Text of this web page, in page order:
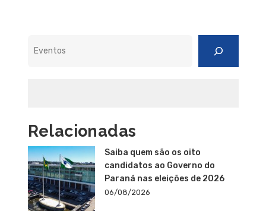
Relacionadas
Saiba quem são os oito
candidatos ao Governo do
Paraná nas eleições de 2026
06/08/2026